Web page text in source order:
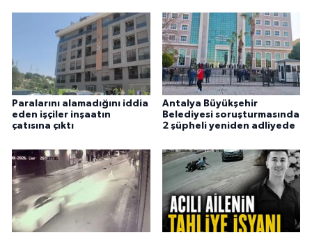
Paralarını alamadığını iddia
eden işçiler inşaatın
çatısına çıktı
Antalya Büyükşehir
Belediyesi soruşturmasında
2 şüpheli yeniden adliyede